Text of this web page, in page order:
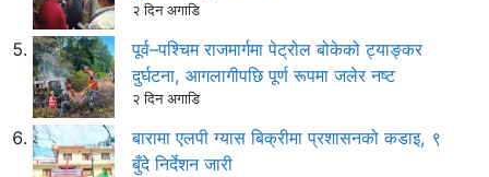
२ दिन अगाडि
पूर्व–पश्चिम राजमार्गमा पेट्रोल बोकेको ट्याङ्कर
दुर्घटना, आगलागीपछि पूर्ण रूपमा जलेर नष्ट
२ दिन अगाडि
बारामा एलपी ग्यास बिक्रीमा प्रशासनको कडाइ, ९
बुँदे निर्देशन जारी